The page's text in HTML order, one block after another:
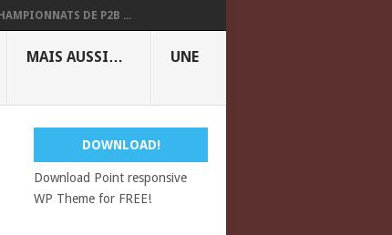
DE P2B ...
MAIS AUSSI… UNE
DOWNLOAD!
Download Point responsive
WP Theme for FREE!